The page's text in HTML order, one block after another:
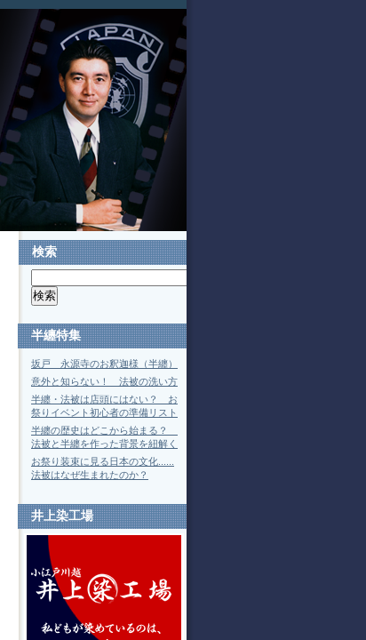
検索
半纏特集
坂戸 永源寺のお釈迦様（半纏）
意外と知らない！ 法被の洗い方
半纏・法被は店頭にはない？ お
祭りイベント初心者の準備リスト
半纏の歴史はどこから始まる？
法被と半纏を作った背景を紐解く
お祭り装束に見る日本の文化......
法被はなぜ生まれたのか？
井上染工場